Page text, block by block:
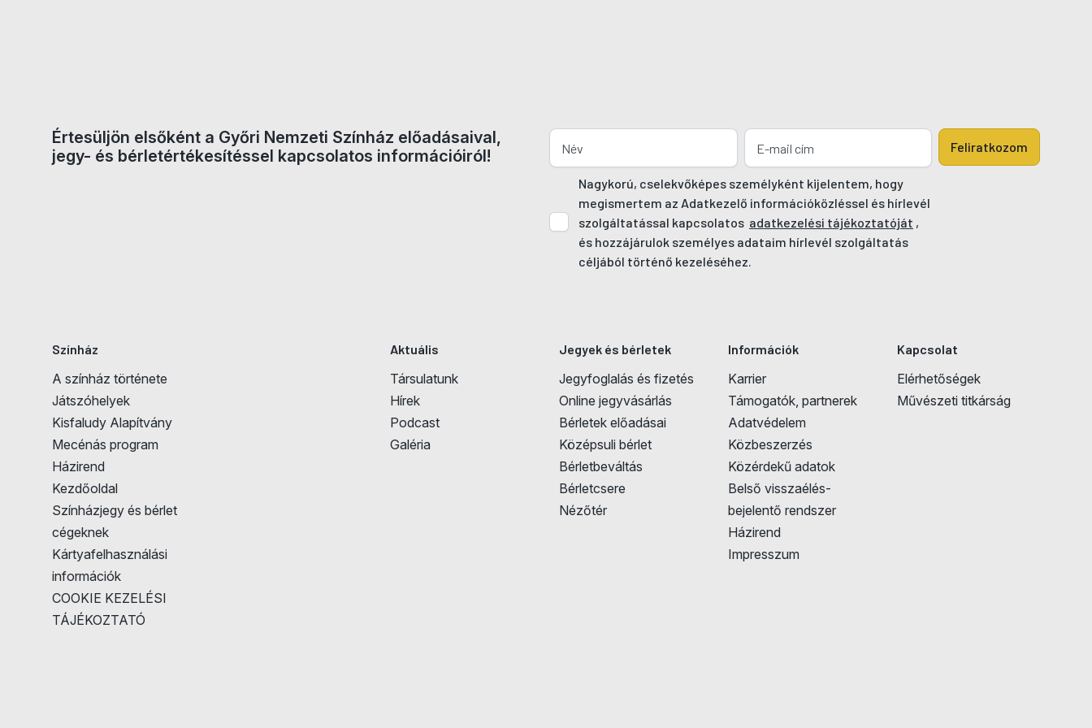
Értesüljön elsőként a Győri Nemzeti Színház előadásaival,
jegy- és bérletértékesítéssel kapcsolatos információiról!
Nagykorú, cselekvőképes személyként kijelentem, hogy
megismertem az Adatkezelő információközléssel és hírlevél
szolgáltatással kapcsolatos adatkezelési tájékoztatóját ,
és hozzájárulok személyes adataim hírlevél szolgáltatás
céljából történő kezeléséhez.
Feliratkozom
Színház
A színház története
Játszóhelyek
Kisfaludy Alapítvány
Mecénás program
Házirend
Kezdőoldal
Színházjegy és bérlet
cégeknek
Kártyafelhasználási
információk
COOKIE KEZELÉSI
TÁJÉKOZTATÓ
Aktuális
Társulatunk
Hírek
Podcast
Galéria
Jegyek és bérletek
Jegyfoglalás és fizetés
Online jegyvásárlás
Bérletek előadásai
Középsuli bérlet
Bérletbeváltás
Bérletcsere
Nézőtér
Információk
Karrier
Támogatók, partnerek
Adatvédelem
Közbeszerzés
Közérdekű adatok
Belső visszaélés-
bejelentő rendszer
Házirend
Impresszum
Kapcsolat
Elérhetőségek
Művészeti titkárság